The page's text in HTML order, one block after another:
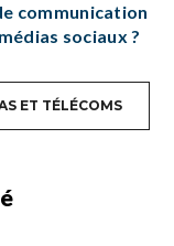
communication
sociaux ?
ET TÉLÉCOMS